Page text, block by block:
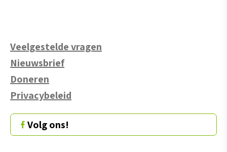
Veelgestelde vragen
Nieuwsbrief
Doneren
Privacybeleid
Volg ons!